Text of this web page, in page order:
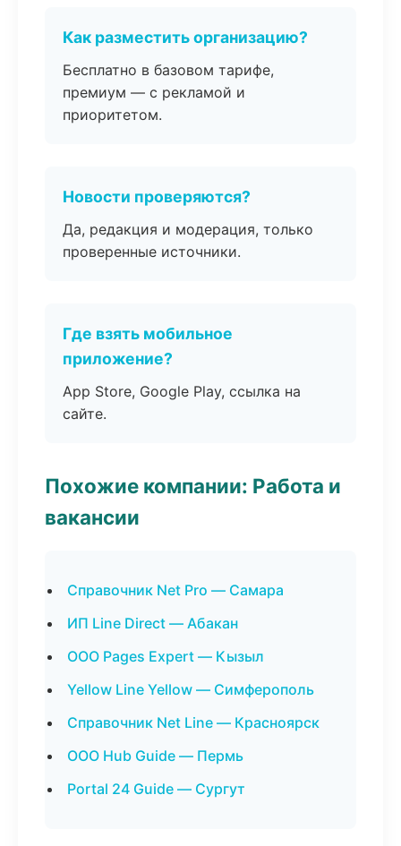
Как разместить организацию?
Бесплатно в базовом тарифе,
премиум — с рекламой и
приоритетом.
Новости проверяются?
Да, редакция и модерация, только
проверенные источники.
Где взять мобильное
приложение?
App Store, Google Play, ссылка на
сайте.
Похожие компании: Работа и
вакансии
Справочник Net Pro — Самара
ИП Line Direct — Абакан
ООО Pages Expert — Кызыл
Yellow Line Yellow — Симферополь
Справочник Net Line — Красноярск
ООО Hub Guide — Пермь
Portal 24 Guide — Сургут